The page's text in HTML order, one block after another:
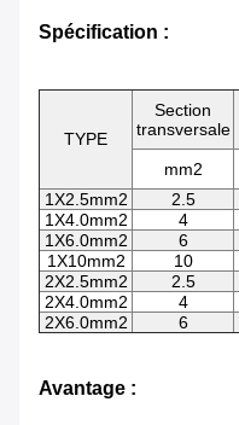
Spécification :
TYPE
Section
transversale
mm2
1X2.5mm2
2.5
1X4.0mm2
4
1X6.0mm2
6
1X10mm2
10
2X2.5mm2
2.5
2X4.0mm2
4
2X6.0mm2
6
Avantage :